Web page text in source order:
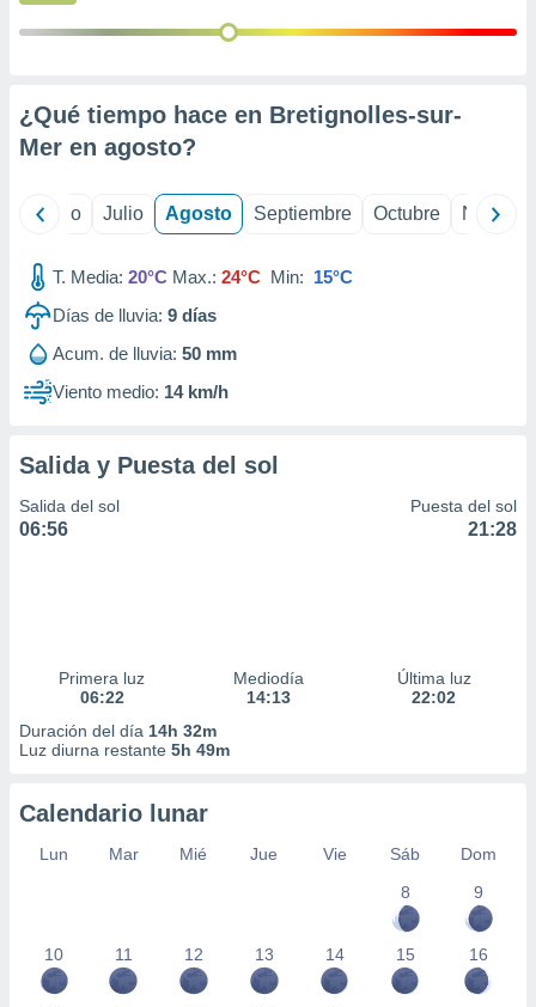
e
mediante
de
¿Qué tiempo hace en Bretignolles-sur-
Mer en agosto?
Junio Julio Agosto Septiembre Octubre
T. Media: 20°C Max.: 24°C Min: 15°C
Días de lluvia: 9 días
Acum. de lluvia: 50 mm
Viento medio: 14 km/h
Salida y Puesta del sol
Salida del sol
06:56
Puesta del sol
21:28
Primera luz
06:22
Mediodía
14:13
Última luz
22:02
Duración del día 14h 32m
Luz diurna restante 5h 49m
Calendario lunar
Lun Mar Mié Jue Vie Sáb
Dom
8
9
10 11 12 13 14 15 16